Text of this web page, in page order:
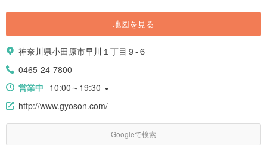
地図を見る
神奈川県小田原市早川１丁目９-６
0465-24-7800
営業中 10:00～19:30
http://www.gyoson.com/
Googleで検索